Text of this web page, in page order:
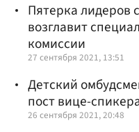
Пятерка лидеров
возглавит
комиссии
27 сентября 2021, 13:51
Детский
пост вице-
26 сентября 2021, 20:48